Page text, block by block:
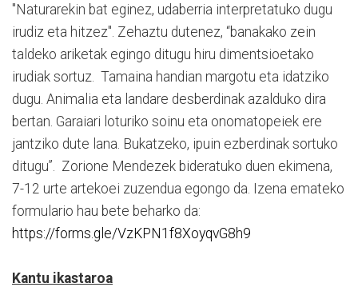
"Naturarekin bat eginez, udaberria interpretatuko dugu
irudiz eta hitzez". Zehaztu dutenez, “banakako zein
taldeko ariketak egingo ditugu hiru dimentsioetako
irudiak sortuz. Tamaina handian margotu eta idatziko
dugu. Animalia eta landare desberdinak azalduko dira
bertan. Garaiari loturiko soinu eta onomatopeiek ere
jantziko dute lana. Bukatzeko, ipuin ezberdinak sortuko
ditugu”. Zorione Mendezek bideratuko duen ekimena,
7-12 urte artekoei zuzendua egongo da. Izena emateko
formulario hau bete beharko da:
https://forms.gle/VzKPN1f8XoyqvG8h9
Kantu ikastaroa